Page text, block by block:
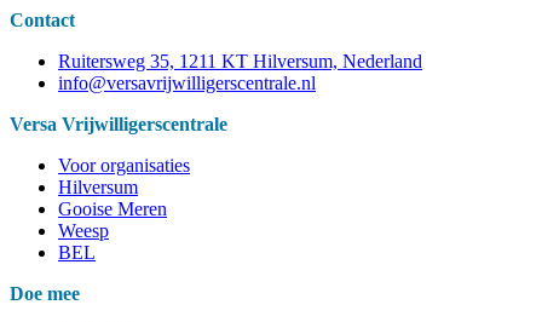
Contact
Ruitersweg 35, 1211 KT Hilversum, Nederland
info@versavrijwilligerscentrale.nl
Versa Vrijwilligerscentrale
Voor organisaties
Hilversum
Gooise Meren
Weesp
BEL
Doe mee